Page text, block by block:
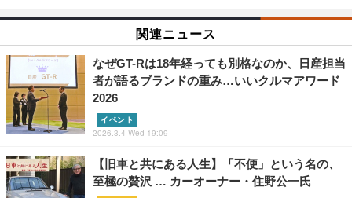
関連ニュース
なぜGT-Rは18年経っても別格なのか、日産担当
者が語るブランドの重み…いいクルマアワード
2026
イベント
2026.3.4 Wed 19:09
【旧車と共にある人生】「不便」という名の、
至極の贅沢 … カーオーナー・住野公一氏